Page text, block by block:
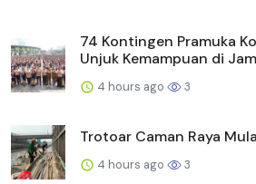
74 Kontingen Pramuka
Unjuk Kemampuan di
4 hours ago 3
Trotoar Caman Raya
4 hours ago 3